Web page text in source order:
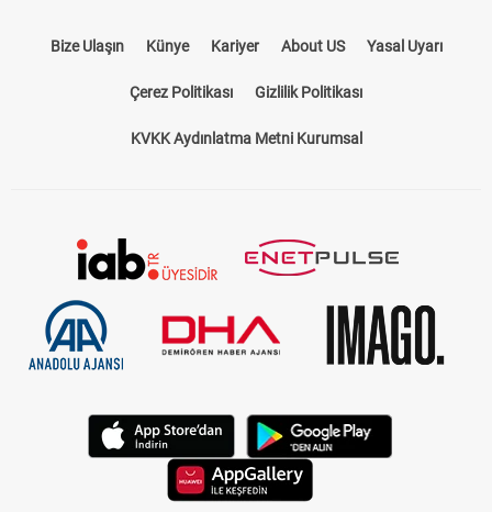
Bize Ulaşın Künye Kariyer About US Yasal Uyarı
Çerez Politikası Gizlilik Politikası
KVKK Aydınlatma Metni Kurumsal